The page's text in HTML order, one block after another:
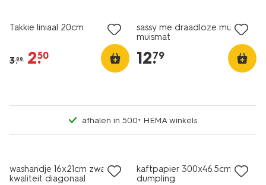
Takkie liniaal 20cm
3.99 2.
50
sassy me draadloze muis en
muismat
12.
79
afhalen in 500+ HEMA winkels
washandje 16x21cm zware
kwaliteit diagonaal
kaftpapier 300x46.5cm
dumpling